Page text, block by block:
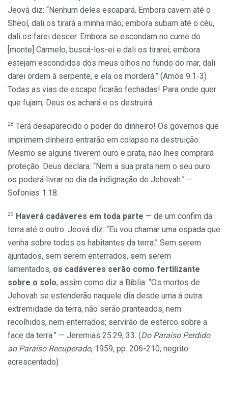
Jeová diz: “Nenhum deles escapará. Embora cavem até o
Sheol, dali os tirará a minha mão; embora subam até o céu,
dali os farei descer. Embora se escondam no cume do
[monte] Carmelo, buscá-los-ei e dali os tirarei; embora
estejam escondidos dos meus olhos no fundo do mar, dali
darei ordem á serpente, e ela os morderá.” (Amós 9:1-3)
Todas as vias de escape ficarão fechadas! Para onde quer
que fujam, Deus os achará e os destruirá.
28 Terá desaparecido o poder do dinheiro! Os governos que
imprimem dinheiro entrarão em colapso na destruição.
Mesmo se alguns tiverem ouro e prata, não lhes comprará
proteção. Deus declara: “Nem a sua prata nem o seu ouro
os poderá livrar no dia da indignação de Jehovah.” —
Sofonias 1.18.
29 Haverá cadáveres em toda parte — de um confim da
terra até o outro. Jeová diz: “Eu vou chamar uma espada que
venha sobre todos os habitantes da terra.” Sem serem
ajuntados, sem serem enterrados, sem serem
lamentados, os cadáveres serão como fertilizante
sobre o solo, assim como diz a Bíblia: “Os mortos de
Jehovah se estenderão naquele dia desde uma á outra
extremidade da terra; não serão pranteados, nem
recolhidos, nem enterrados; servirão de esterco sobre a
face da terra.” — Jeremias 25.29, 33. (Do Paraíso Perdido
ao Paraíso Recuperado, 1959, pp. 206-210, negrito
acrescentado)